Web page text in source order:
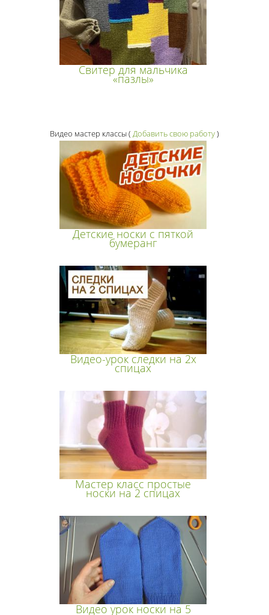
Свитер для мальчика
«пазлы»
Видео мастер классы( Добавить свою работу)
Детские носки с пяткой
бумеранг
Видео-урок следки на 2х
спицах
Мастер класс простые
носки на 2 спицах
Видео урок носки на 5